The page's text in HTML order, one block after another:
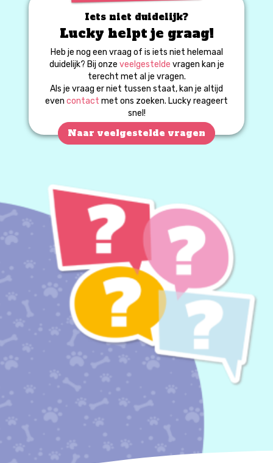
Iets niet duidelijk?
Lucky helpt je graag!
Heb je nog een vraag of is iets niet helemaal
duidelijk? Bij onze veelgestelde vragen kan je
terecht met al je vragen.
Als je vraag er niet tussen staat, kan je altijd
even contact met ons zoeken. Lucky reageert
snel!
Naar veelgestelde vragen